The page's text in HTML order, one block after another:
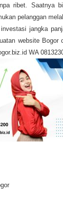
ribet. Saatnya
pelanggan
jangka
website Bogor
WA